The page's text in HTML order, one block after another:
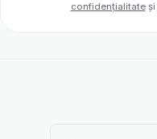
confidențialitateși